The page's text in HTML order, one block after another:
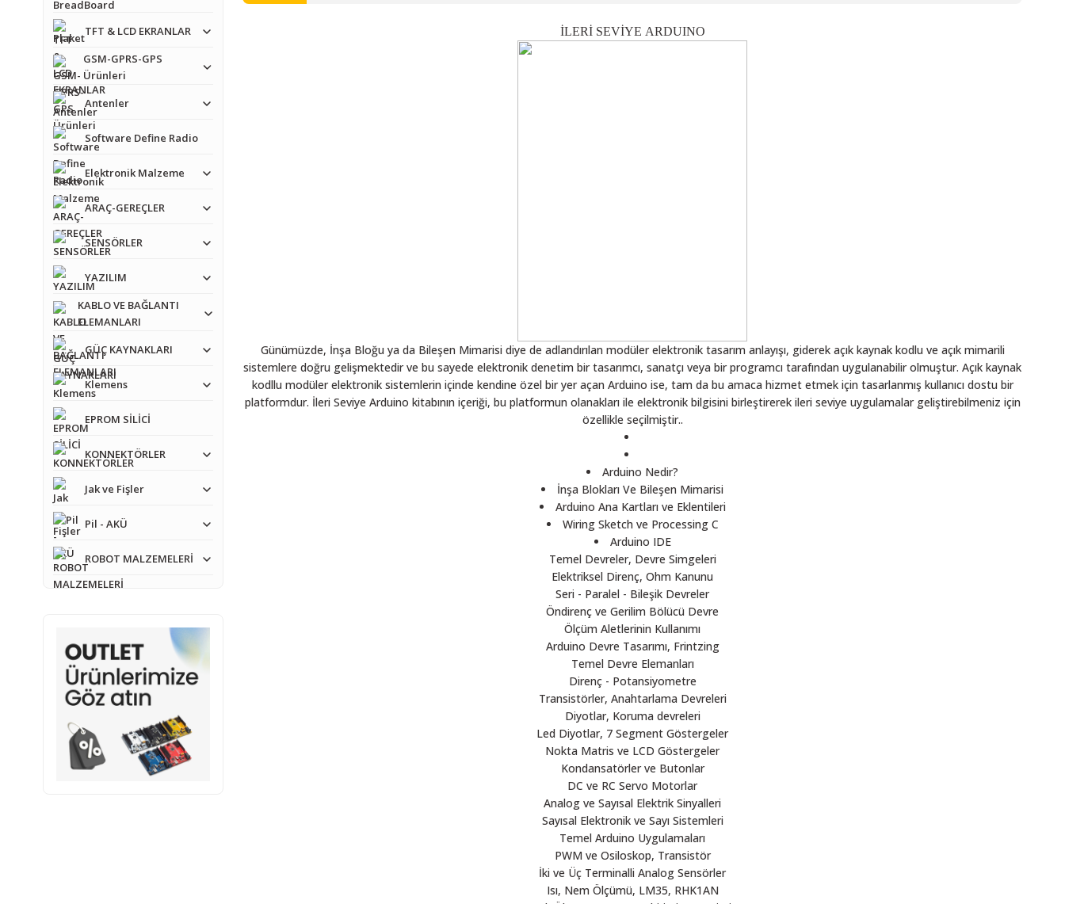
TFT & LCD EKRANLAR
GSM-GPRS-GPS
Ürünleri
Antenler
Software Define Radio
Elektronik Malzeme
ARAÇ-GEREÇLER
SENSÖRLER
YAZILIM
KABLO VE BAĞLANTI
ELEMANLARI
GÜÇ KAYNAKLARI
Klemens
EPROM SİLİCİ
KONNEKTÖRLER
Jak ve Fişler
Pil - AKÜ
ROBOT MALZEMELERİ
İLERİ SEVİYE ARDUINO
Günümüzde, İnşa Bloğu ya da Bileşen Mimarisi diye de adlandırılan modüler elektronik tasarım anlayışı, giderek açık kaynak kodlu ve açık mimarili
sistemlere doğru gelişmektedir ve bu sayede elektronik denetim bir tasarımcı, sanatçı veya bir programcı tarafından uygulanabilir olmuştur. Açık kaynak
kodllu modüler elektronik sistemlerin içinde kendine özel bir yer açan Arduino ise, tam da bu amaca hizmet etmek için tasarlanmış kullanıcı dostu bir
platformdur. İleri Seviye Arduino kitabının içeriği, bu platformun olanakları ile elektronik bilgisini birleştirerek ileri seviye uygulamalar geliştirebilmeniz için
özellikle seçilmiştir..
Arduino Nedir?
İnşa Blokları Ve Bileşen Mimarisi
Arduino Ana Kartları ve Eklentileri
Wiring Sketch ve Processing C
Arduino IDE
Temel Devreler, Devre Simgeleri
Elektriksel Direnç, Ohm Kanunu
Seri - Paralel - Bileşik Devreler
Öndirenç ve Gerilim Bölücü Devre
Ölçüm Aletlerinin Kullanımı
Arduino Devre Tasarımı, Frintzing
Temel Devre Elemanları
Direnç - Potansiyometre
Transistörler, Anahtarlama Devreleri
Diyotlar, Koruma devreleri
Led Diyotlar, 7 Segment Göstergeler
Nokta Matris ve LCD Göstergeler
Kondansatörler ve Butonlar
DC ve RC Servo Motorlar
Analog ve Sayısal Elektrik Sinyalleri
Sayısal Elektronik ve Sayı Sistemleri
Temel Arduino Uygulamaları
PWM ve Osiloskop, Transistör
İki ve Üç Terminalli Analog Sensörler
Isı, Nem Ölçümü, LM35, RHK1AN